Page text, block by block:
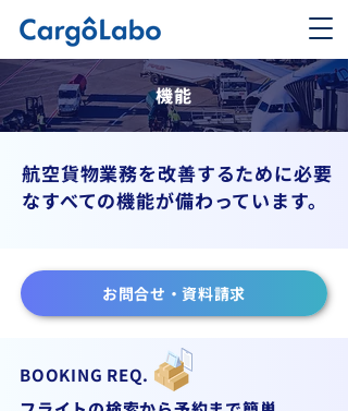
​機能
航空貨物業務を改善するために必要
なすべての機能が備わっています。
お問合せ・資料請求
BOOKING REQ.